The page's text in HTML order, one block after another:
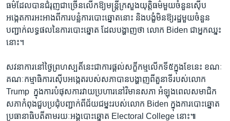
ធម៌​ដែល​បាន​ជំរុញ​ជា​ច្រើន​លើក​ឱ្យ​មន្ត្រី​ក្រសួង​យុត្តិធម៌​មួយ​ចំនួន​ស៊ើប​
អង្កេត​ការ​អះអាង​ពី​ការ​បន្លំ​ការ​បោះ​ឆ្នោត​នោះ​ និង​បង្ខំ​មិន​ឱ្យ​រដ្ឋ​មួយ​ចំនួន​
បញ្ជាក់​លទ្ធផល​នៃ​ការ​បោះឆ្នោត ​ដែល​បង្ហាញ​ថា​ លោក​ Biden ​ជា​អ្នក​ឈ្នះ​
នោះ។​
សវនាការ​នៅ​ថ្ងៃ​ព្រហស្បតិ៍​នេះ​ជា​ការ​ផ្តល់​សក្ខីកម្ម​លើក​ទី​៥​ក្នុង​ខែ​នេះ​ ខណៈ​
គណៈកម្មាធិការ​ស៊ើប​អង្កេត​របស់​សភា​បាន​បង្ហាញ​ពី​តួនាទី​របស់​លោក​
Trump ​ ក្នុង​ការ​បំផុស​ការ​វាយ​ប្រហារ​នៅ​វិមាន​សភា​ ​អំឡុង​ពេល​សមាជិក​
សភា​កំពុង​ជួប​ប្រជុំ​បញ្ជាក់​ពី​ជ័យ​ជម្នះ​របស់​លោក ​Biden ​ក្នុង​ការ​បោះឆ្នោត​
ប្រធានាធិបតី​តាម​រយៈ​អង្គ​បោះឆ្នោត ​Electoral College​ នោះ៕